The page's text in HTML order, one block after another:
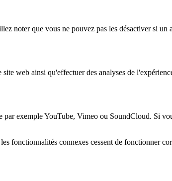
noter que vous ne pouvez pas les désactiver si un
web ainsi qu'effectuer des analyses de
exemple YouTube, Vimeo ou SoundCloud. Si
fonctionnalités connexes cessent de fonctionner